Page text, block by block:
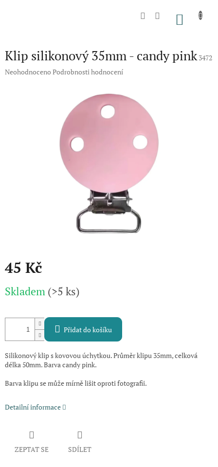
Klip silikonový 35mm - candy pink 3472
Průměrné
Neohodnoceno Podrobnosti hodnocení
45 Kč
cena:
Skladem (>5 ks)
Přidat do košíku
Silikonový klip s kovovou úchytkou. Průměr klipu 35mm, celková
délka 50mm. Barva candy pink.
Barva klipu se může mírně lišit oproti fotografii.
Detailní informace
ZEPTAT SE SDÍLET